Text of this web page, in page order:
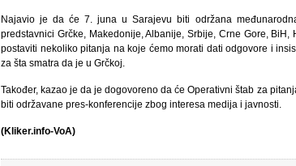
Najavio je da će 7. juna u Sarajevu biti održana
predstavnici Grčke, Makedonije, Albanije, Srbije, Crne Gore,
postaviti nekoliko pitanja na koje ćemo morati dati odgovore i
za šta smatra da je u Grčkoj.
Također, kazao je da je dogovoreno da će Operativni štab za
biti održavane pres-konferencije zbog interesa medija i javnosti.
(Kliker.info-VoA)